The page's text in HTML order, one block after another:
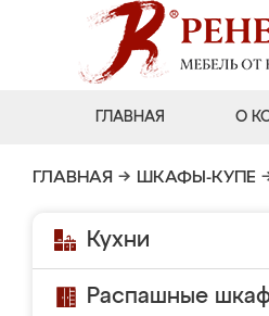
ГЛАВНАЯ О
ГЛАВНАЯ → ШКАФЫ-КУПЕ
Кухни
Распашные